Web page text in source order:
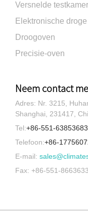
Versnelde
Elektronische
Droogoven
Precisie-oven
Neem contact
Adres: Nr. 3215,
Shanghai, 231417,
Tel:+86-551-63853683
Telefoon:+86-
E-mail:
Fax: +86-551-8663633